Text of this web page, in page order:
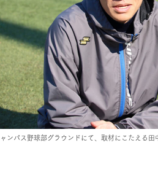
ンパス野球部グラウンドにて、取材にこたえる田